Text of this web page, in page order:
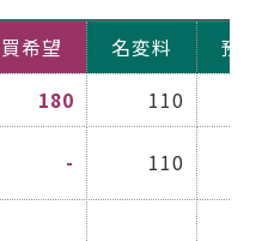
買希望 名変料 預
180 110
- 110